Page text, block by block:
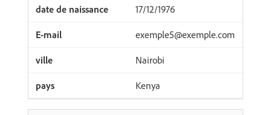
17/12/1976
exemple5@exemple.com
Nairobi
Kenya